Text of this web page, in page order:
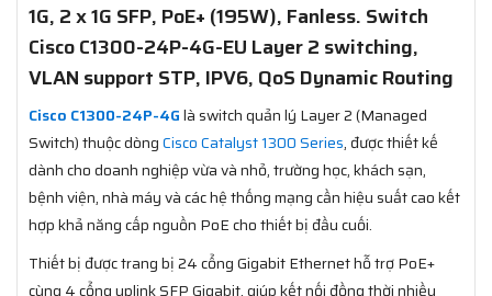
1G, 2 x 1G SFP, PoE+ (195W), Fanless. Switch
Cisco C1300-24P-4G-EU​ Layer 2 switching,
VLAN support STP, IPV6, QoS Dynamic Routing
Cisco C1300-24P-4Glà switch quản lý Layer 2 (Managed
Switch) thuộc dòngCisco Catalyst 1300 Series, được thiết kế
dành cho doanh nghiệp vừa và nhỏ, trường học, khách sạn,
bệnh viện, nhà máy và các hệ thống mạng cần hiệu suất cao kết
hợp khả năng cấp nguồn PoE cho thiết bị đầu cuối.
Thiết bị được trang bị 24 cổng Gigabit Ethernet hỗ trợ PoE+
cùng 4 cổng uplink SFP Gigabit, giúp kết nối đồng thời nhiều